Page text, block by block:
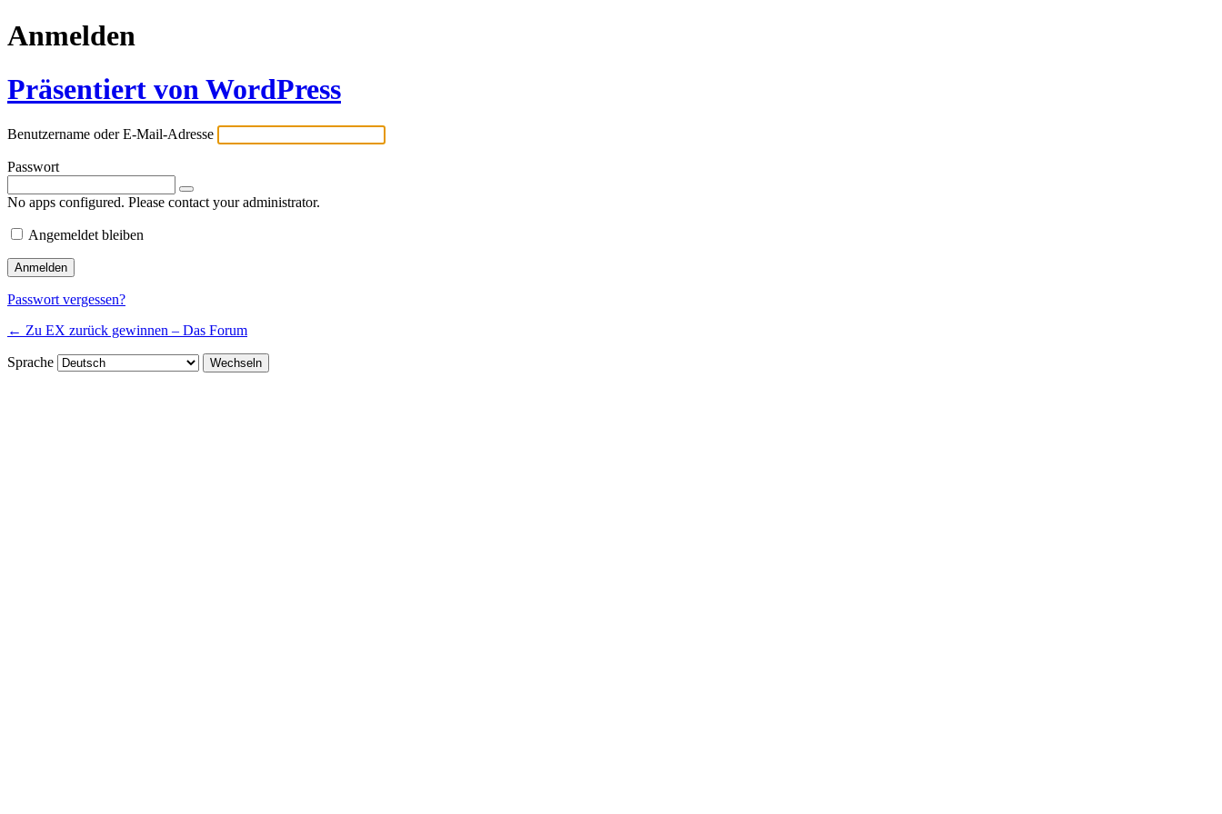
Anmelden
Präsentiert von WordPress
Benutzername oder E-Mail-Adresse
Passwort
No apps configured. Please contact your administrator.
Angemeldet bleiben
Passwort vergessen?
← Zu EX zurück gewinnen – Das Forum
Sprache